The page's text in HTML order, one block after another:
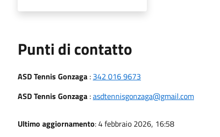
Punti di contatto
ASD Tennis Gonzaga : 342 016 9673
ASD Tennis Gonzaga :asdtennisgonzaga@gmail.com
Ultimo aggiornamento: 4 febbraio 2026, 16:58